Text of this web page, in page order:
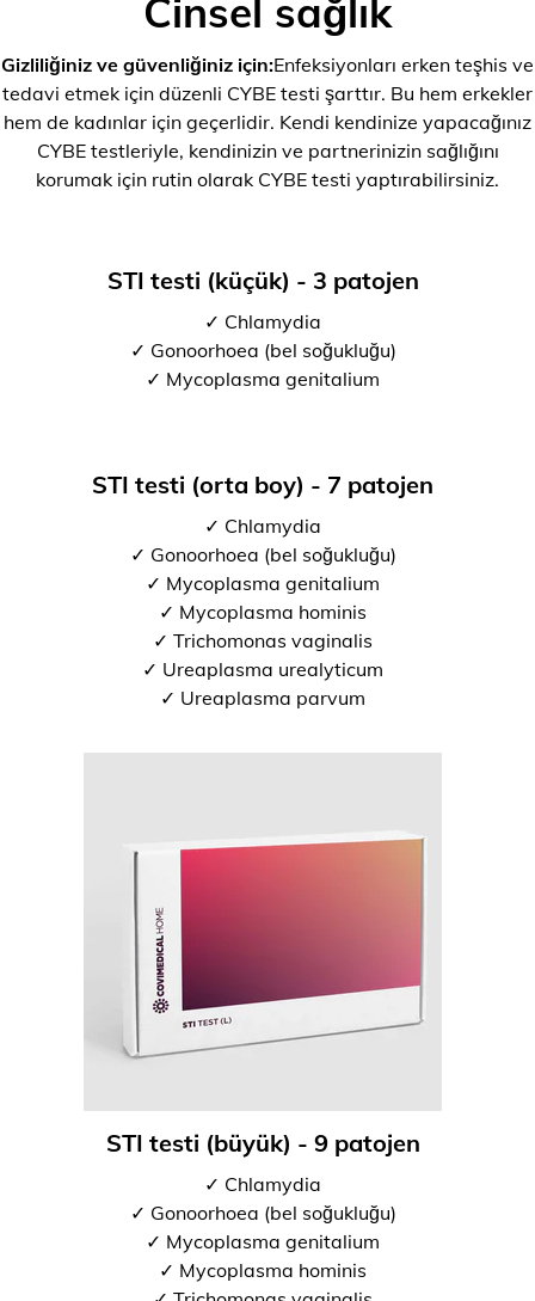
Cinsel sağlık
Gizliliğiniz ve güvenliğiniz için:Enfeksiyonları erken teşhis ve
tedavi etmek için düzenli CYBE testi şarttır. Bu hem erkekler
hem de kadınlar için geçerlidir. Kendi kendinize yapacağınız
CYBE testleriyle, kendinizin ve partnerinizin sağlığını
korumak için rutin olarak CYBE testi yaptırabilirsiniz.
STI testi (küçük) - 3 patojen
✓ Chlamydia
✓ Gonoorhoea (bel soğukluğu)
✓ Mycoplasma genitalium
STI testi (orta boy) - 7 patojen
✓ Chlamydia
✓ Gonoorhoea (bel soğukluğu)
✓ Mycoplasma genitalium
✓ Mycoplasma hominis
✓ Trichomonas vaginalis
✓ Ureaplasma urealyticum
✓ Ureaplasma parvum
STI testi (büyük) - 9 patojen
✓ Chlamydia
✓ Gonoorhoea (bel soğukluğu)
✓ Mycoplasma genitalium
✓ Mycoplasma hominis